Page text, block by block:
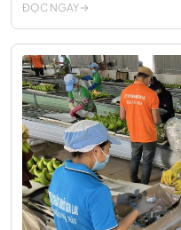
ĐỌC NGAY